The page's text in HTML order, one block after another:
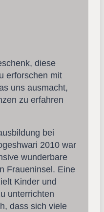
diese
erforschen mit
uns ausmacht,
zu erfahren
bei
2010 war
wunderbare
Fraueninsel. Eine
Kinder und
unterrichten
dass sich viele